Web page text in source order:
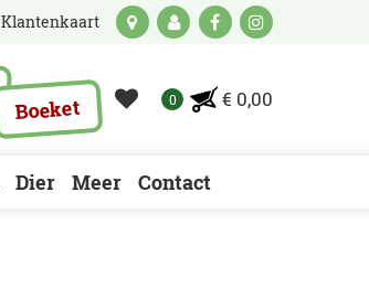
Klantenkaart
Boeket € 0,00
Dier Meer Contact